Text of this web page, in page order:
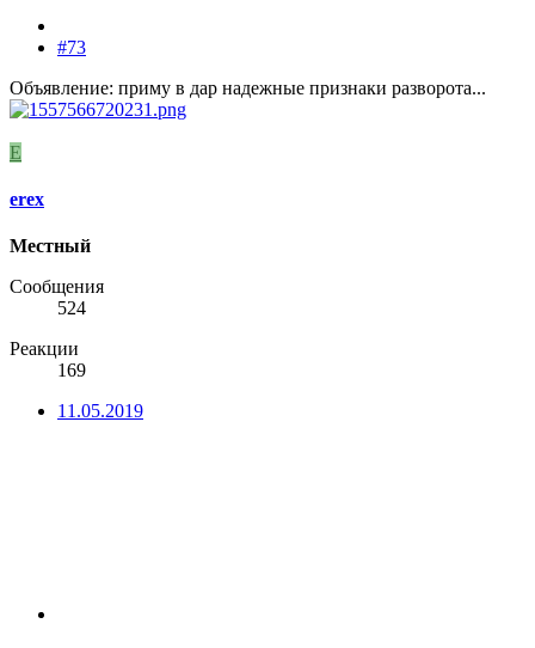
#73
Объявление: приму в дар надежные признаки разворота...
E
erex
Местный
Сообщения
524
Реакции
169
11.05.2019